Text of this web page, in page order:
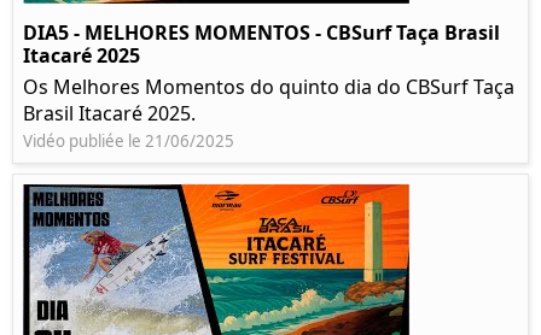
DIA5 - MELHORES MOMENTOS - CBSurf Taça Brasil
Itacaré 2025
Os Melhores Momentos do quinto dia do CBSurf Taça
Brasil Itacaré 2025.
Vidéo publiée le 21/06/2025